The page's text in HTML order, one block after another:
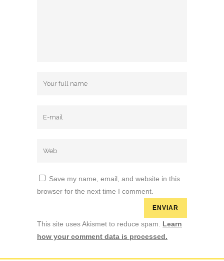
Save my name, email, and website in this
browser for the next time I comment.
This site uses Akismet to reduce spam. Learn
how your comment data is processed.